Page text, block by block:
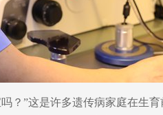
”这是许多遗传病家庭在生育